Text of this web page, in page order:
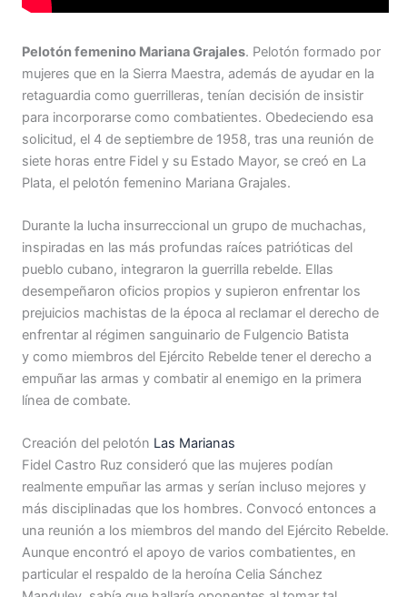
Pelotón femenino Mariana Grajales. Pelotón formado por
mujeres que en la Sierra Maestra, además de ayudar en la
retaguardia como guerrilleras, tenían decisión de insistir
para incorporarse como combatientes. Obedeciendo esa
solicitud, el 4 de septiembre de 1958, tras una reunión de
siete horas entre Fidel y su Estado Mayor, se creó en La
Plata, el pelotón femenino Mariana Grajales.
Durante la lucha insurreccional un grupo de muchachas,
inspiradas en las más profundas raíces patrióticas del
pueblo cubano, integraron la guerrilla rebelde. Ellas
desempeñaron oficios propios y supieron enfrentar los
prejuicios machistas de la época al reclamar el derecho de
enfrentar al régimen sanguinario de Fulgencio Batista
y como miembros del Ejército Rebelde tener el derecho a
empuñar las armas y combatir al enemigo en la primera
línea de combate.
Creación del pelotón Las Marianas
Fidel Castro Ruz consideró que las mujeres podían
realmente empuñar las armas y serían incluso mejores y
más disciplinadas que los hombres. Convocó entonces a
una reunión a los miembros del mando del Ejército Rebelde.
Aunque encontró el apoyo de varios combatientes, en
particular el respaldo de la heroína Celia Sánchez